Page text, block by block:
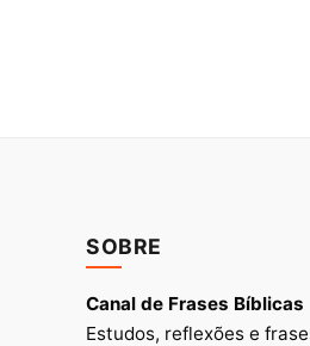
SOBRE
Canal de Frases Bíblicas
Estudos, reflexões e